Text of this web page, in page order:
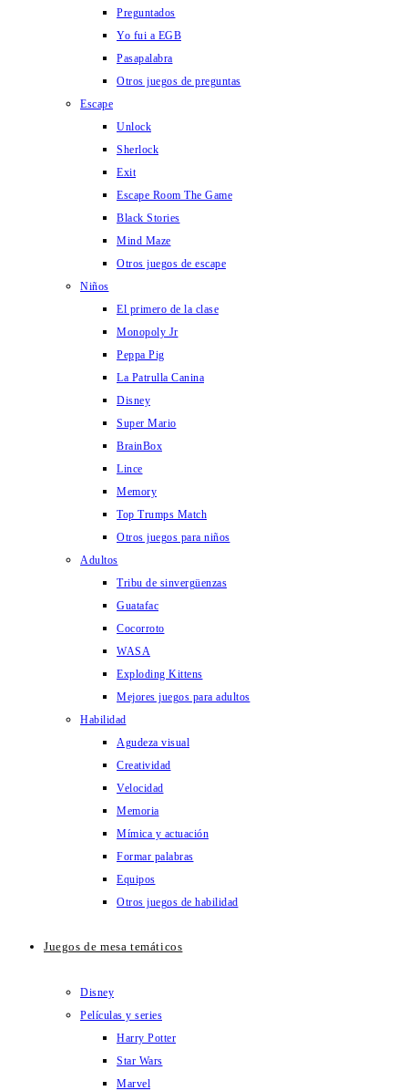
Preguntados
Yo fui a EGB
Pasapalabra
Otros juegos de preguntas
Escape
Unlock
Sherlock
Exit
Escape Room The Game
Black Stories
Mind Maze
Otros juegos de escape
Niños
El primero de la clase
Monopoly Jr
Peppa Pig
La Patrulla Canina
Disney
Super Mario
BrainBox
Lince
Memory
Top Trumps Match
Otros juegos para niños
Adultos
Tribu de sinvergüenzas
Guatafac
Cocorroto
WASA
Exploding Kittens
Mejores juegos para adultos
Habilidad
Agudeza visual
Creatividad
Velocidad
Memoria
Mímica y actuación
Formar palabras
Equipos
Otros juegos de habilidad
Juegos de mesa temáticos
Disney
Películas y series
Harry Potter
Star Wars
Marvel